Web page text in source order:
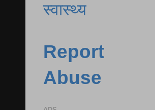
स्वास्थ्य
Report
Abuse